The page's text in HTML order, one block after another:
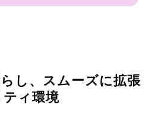
し、スムーズに拡張
ィ環境